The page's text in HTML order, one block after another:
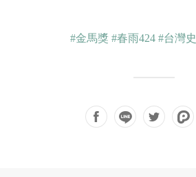
#金馬獎 #春雨424 #台灣史